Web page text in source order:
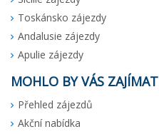
Toskánsko zájezdy
Andalusie zájezdy
Apulie zájezdy
MOHLO BY VÁS ZAJÍMAT
Přehled zájezdů
Akční nabídka